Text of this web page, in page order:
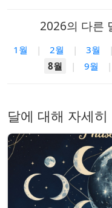
2026의 다른
1월 | 2월 | 3월 |
8월
| 9월 |
달에 대해 자세히